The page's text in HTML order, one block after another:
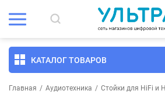
КАТАЛОГ ТОВАРОВ
Главная / Аудиотехника / Стойки для HiFi и